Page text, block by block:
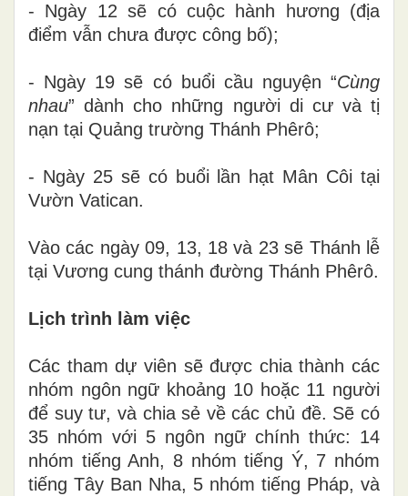
- Ngày 12 sẽ có cuộc hành hương (địa
điểm vẫn chưa được công bố);
- Ngày 19 sẽ có buổi cầu nguyện “Cùng
nhau” dànhcho những người di cư và tị
nạn tại Quảng trường Thánh Phêrô;
- Ngày 25 sẽcó buổi lần hạt Mân Côi tại
Vườn Vatican.
Vào các ngày 09, 13, 18 và 23sẽ Thánh lễ
tại Vương cung thánh đường Thánh Phêrô.
Lịch trình làm việc
Các tham dự viên sẽ được chia thành các
nhóm ngôn ngữ khoảng 10 hoặc 11 người
để suy tư, và chia sẻ về các chủ đề. Sẽ có
35 nhóm với 5 ngôn ngữ chính thức: 14
nhóm tiếng Anh, 8 nhóm tiếng Ý, 7 nhóm
tiếng Tây Ban Nha, 5 nhóm tiếng Pháp, và